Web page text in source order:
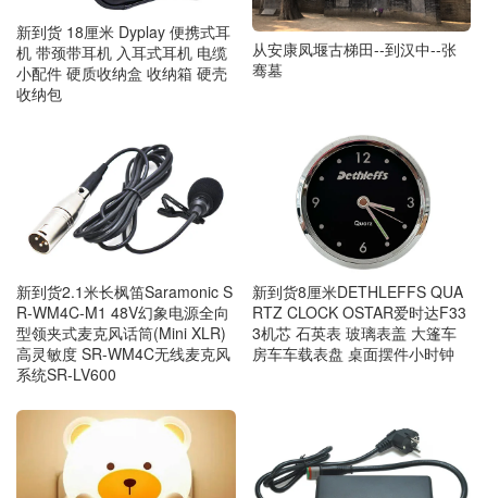
新到货 18厘米 Dyplay 便携式耳
机 带颈带耳机 入耳式耳机 电缆
小配件 硬质收纳盒 收纳箱 硬壳
收纳包
从安康凤堰古梯田--到汉中--张
骞墓
新到货2.1米长枫笛Saramonic S
R-WM4C-M1 48V幻象电源全向
型领夹式麦克风话筒(Mini XLR)
高灵敏度 SR-WM4C无线麦克风
系统SR-LV600
新到货8厘米DETHLEFFS QUA
RTZ CLOCK OSTAR爱时达F33
3机芯 石英表 玻璃表盖 大篷车
房车车载表盘 桌面摆件小时钟